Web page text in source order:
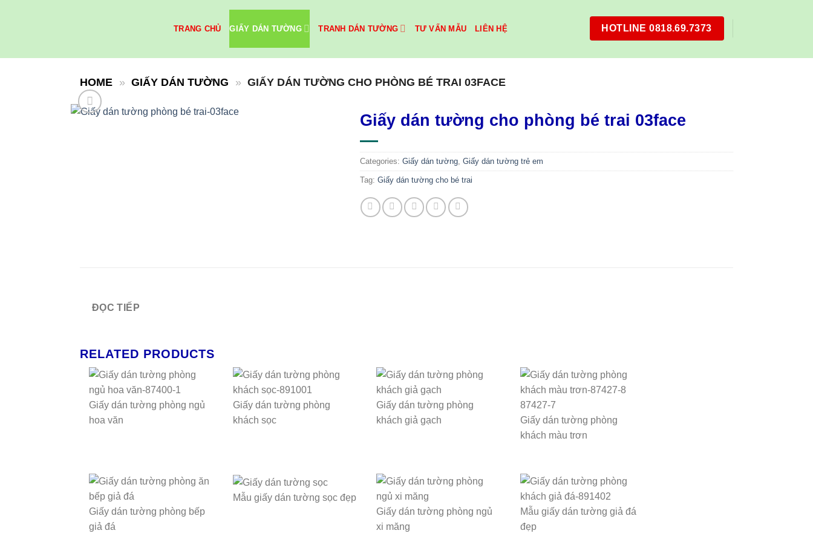
TRANG CHỦ GIẤY DÁN TƯỜNG TRANH DÁN TƯỜNG TƯ VẤN MẪU LIÊN HỆ HOTLINE 0818.69.7373
HOME » GIẤY DÁN TƯỜNG » GIẤY DÁN TƯỜNG CHO PHÒNG BÉ TRAI 03FACE
Giấy dán tường cho phòng bé trai 03face
Categories: Giấy dán tường, Giấy dán tường trẻ em
Tag: Giấy dán tường cho bé trai
ĐỌC TIẾP
RELATED PRODUCTS
Giấy dán tường phòng ngủ
hoa văn
Giấy dán tường phòng
khách sọc
Giấy dán tường phòng
khách giả gạch
Giấy dán tường phòng
khách màu trơn
Giấy dán tường phòng bếp
giả đá
Mẫu giấy dán tường sọc đẹp
Giấy dán tường phòng ngủ
xi măng
Mẫu giấy dán tường giả đá
đẹp